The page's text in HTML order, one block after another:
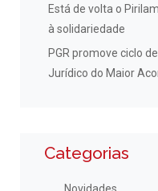
Está de volta o
à solidariedade
PGR promove ciclo
Jurídico do Maior
Categorias